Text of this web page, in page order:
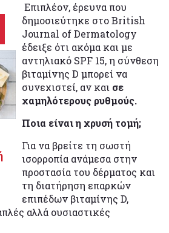
Επιπλέον, έρευνα που
δημοσιεύτηκε στο British
Journal of Dermatology
έδειξε ότι ακόμα και με
αντηλιακό SPF 15, η σύνθεση
βιταμίνης D μπορεί να
συνεχιστεί, αν και σε
χαμηλότερους ρυθμούς.
Ποια είναι η χρυσή τομή;
Για να βρείτε τη σωστή
ισορροπία ανάμεσα στην
προστασία του δέρματος και
τη διατήρηση επαρκών
επιπέδων βιταμίνης D,
αλλά ουσιαστικές